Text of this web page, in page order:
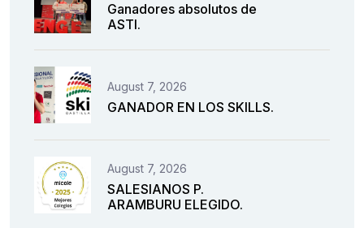
Ganadores absolutos de
ASTI.
August 7, 2026
GANADOR EN LOS SKILLS.
August 7, 2026
SALESIANOS P.
ARAMBURU ELEGIDO.